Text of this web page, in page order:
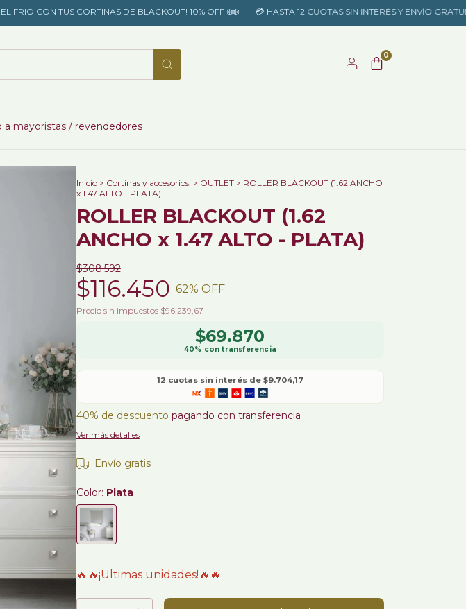
CON TUS CORTINAS DE BLACKOUT! 10% OFF ​❄️​​❄️​ 💳 HASTA 12 CUOTAS SIN INTERÉS Y ENVÍO GRATUITO A
0
a mayoristas / revendedores
Inicio > Cortinas y accesorios. > OUTLET > ROLLER BLACKOUT (1.62 ANCHO
x 1.47 ALTO - PLATA)
ROLLER BLACKOUT (1.62
ANCHO x 1.47 ALTO - PLATA)
$308.592
$116.450 62% OFF
Precio sin impuestos $96.239,67
$69.870
12 cuotas sin interés de $9.704,17
40% de descuento pagando con transferencia
Ver más detalles
Envío gratis
Color: Plata
🔥🔥¡Ultimas unidades!🔥🔥